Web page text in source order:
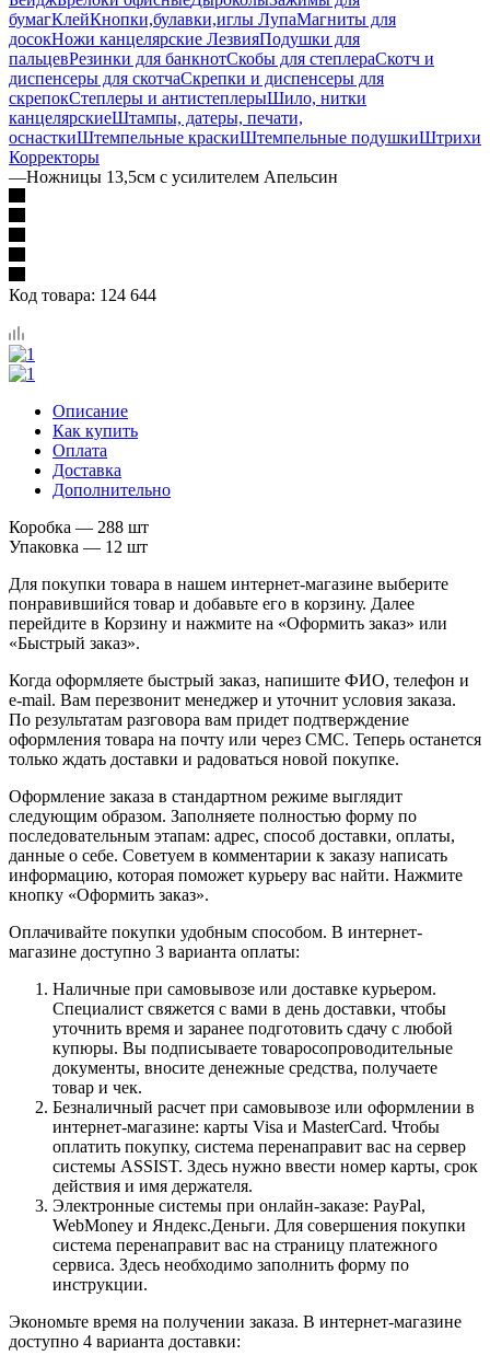
бумагКлейКнопки,булавки,иглы ЛупаМагниты для
досокНожи канцелярские ЛезвияПодушки для
пальцевРезинки для банкнотСкобы для степлераСкотч и
диспенсеры для скотчаСкрепки и диспенсеры для
скрепокСтеплеры и антистеплерыШило, нитки
канцелярскиеШтампы, датеры, печати,
оснасткиШтемпельные краскиШтемпельные подушкиШтрихи
Корректоры
—Ножницы 13,5см с усилителем Апельсин
Код товара: 124 644
Описание
Как купить
Оплата
Доставка
Дополнительно
Коробка — 288 шт
Упаковка — 12 шт
Для покупки товара в нашем интернет-магазине выберите
понравившийся товар и добавьте его в корзину. Далее
перейдите в Корзину и нажмите на «Оформить заказ» или
«Быстрый заказ».
Когда оформляете быстрый заказ, напишите ФИО, телефон и
e-mail. Вам перезвонит менеджер и уточнит условия заказа.
По результатам разговора вам придет подтверждение
оформления товара на почту или через СМС. Теперь останется
только ждать доставки и радоваться новой покупке.
Оформление заказа в стандартном режиме выглядит
следующим образом. Заполняете полностью форму по
последовательным этапам: адрес, способ доставки, оплаты,
данные о себе. Советуем в комментарии к заказу написать
информацию, которая поможет курьеру вас найти. Нажмите
кнопку «Оформить заказ».
Оплачивайте покупки удобным способом. В интернет-
магазине доступно 3 варианта оплаты:
Наличные при самовывозе или доставке курьером.
Специалист свяжется с вами в день доставки, чтобы
уточнить время и заранее подготовить сдачу с любой
купюры. Вы подписываете товаросопроводительные
документы, вносите денежные средства, получаете
товар и чек.
Безналичный расчет при самовывозе или оформлении в
интернет-магазине: карты Visa и MasterCard. Чтобы
оплатить покупку, система перенаправит вас на сервер
системы ASSIST. Здесь нужно ввести номер карты, срок
действия и имя держателя.
Электронные системы при онлайн-заказе: PayPal,
WebMoney и Яндекс.Деньги. Для совершения покупки
система перенаправит вас на страницу платежного
сервиса. Здесь необходимо заполнить форму по
инструкции.
Экономьте время на получении заказа. В интернет-магазине
доступно 4 варианта доставки: